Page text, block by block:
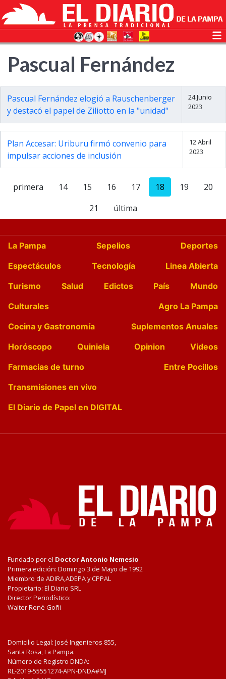
Pascual Fernández
Pascual Fernández elogió a Rauschenberger
y destacó el papel de Ziliotto en la "unidad"
24 Junio
2023
Plan Accesar: Uriburu firmó convenio para
impulsar acciones de inclusión
12 Abril
2023
primera 14 15 16 17 18 19
20
21
última
La Pampa Sepelios
Deportes
Espectáculos
Tecnología
Linea Abierta
Turismo
Salud Edictos País
Mundo
Culturales
Agro La Pampa
Cocina y Gastronomía
Suplementos Anuales
Horóscopo
Quiniela Opinion
Videos
Farmacias de turno
Entre Pocillos
Transmisiones en vivo
El Diario de Papel en DIGITAL
Fundado por el Doctor Antonio Nemesio
Primera edición: Domingo 3 de Mayo de 1992
Miembro de ADIRA,ADEPA y CPPAL
Propietario: El Diario SRL
Director Periodístico:
Walter René Goñi
Domicilio Legal: José Ingenieros 855,
Santa Rosa, La Pampa.
Número de Registro DNDA:
RL-2019-55551274-APN-DNDA#MJ